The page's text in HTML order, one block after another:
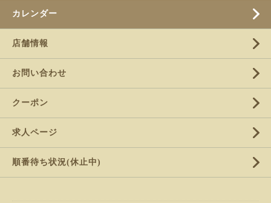
カレンダー
店舗情報
お問い合わせ
クーポン
求人ページ
順番待ち状況(休止中)